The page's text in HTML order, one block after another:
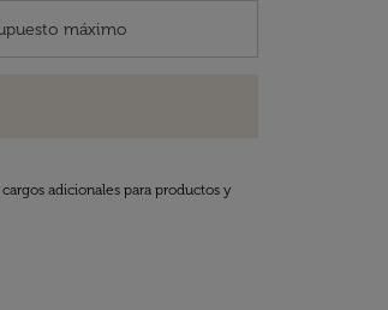
adicionales para productos y